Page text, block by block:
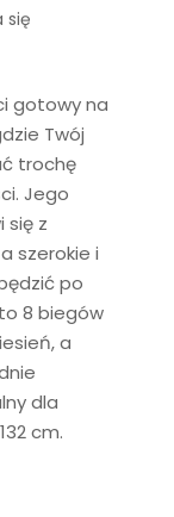
się
gotowy na
Twój
trochę
Jego
się z
szerokie i
po
8 biegów
a
dla
cm.